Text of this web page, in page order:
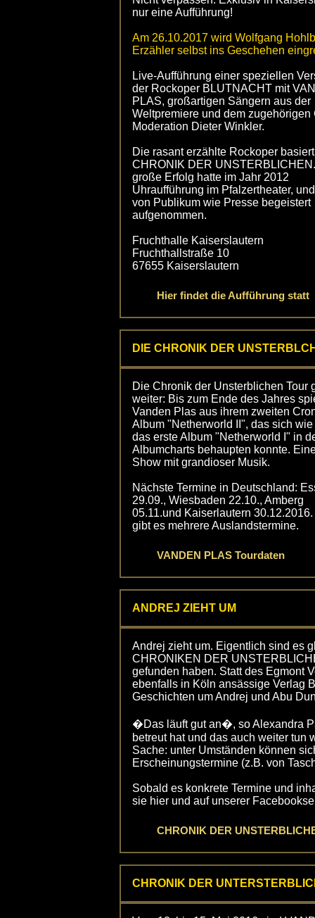
nur eine Aufführung!
Am 26.10.2017 wird Wolfgang
Erzähler selbst ins Geschehen
Live-Aufführung einer speziellen
der Rockoper BLUTNACHT mit
PLAS, großartigen Sängern aus der
Weltpremiere und dem zugehörigen
Moderation Dieter Winkler.
Die rasant erzählte Rockoper
CHRONIK DER
große Erfolg hatte im Jahr 2012
Uhraufführung im Pfalzertheater,
von Publikum wie Presse begeistert
aufgenommen.
Fruchthalle Kaiserslautern
Fruchthallstraße 10
67655 Kaiserslautern
Hier findet die Aufführung statt
DIE CHRONIK DER
Die Chronik der Unsterblichen Tour
weiter: Bis zum Ende des Jahres
Vanden Plas aus ihrem zweiten
Album "Netherworld II", das sich
das erste Album "Netherworld I" in
Albumcharts behaupten konnte.
Show mit grandioser Musik.
Nächste Termine in Deutschland:
29.09., Wiesbaden 22.10., Amberg
05.11.und Kaiserlautern
gibt es mehrere Auslandstermine.
VANDEN PLAS Tourdaten
ANDREJ ZIEHT UM
Andrej zieht um. Eigentlich sind es
CHRONIKEN DER
gefunden haben. Statt des Egmont
ebenfalls in Köln ansässige Verlag
Geschichten um Andrej und Abu
�Das läuft gut an�, so Alexandra
betreut hat und das auch weiter tun
Sache: unter Umständen können
Erscheinungstermine (z.B. von
Sobald es konkrete Termine und
sie hier und auf unserer
CHRONIK DER
CHRONIK DER